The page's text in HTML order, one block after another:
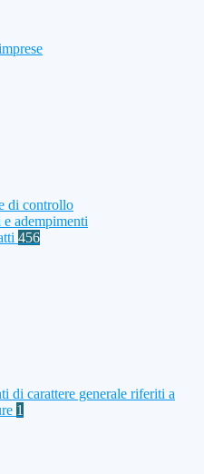
di controllo
adempimenti
456
di carattere generale riferiti a
1